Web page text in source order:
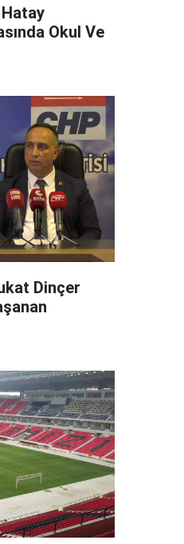
Okul Ve
Dinçer